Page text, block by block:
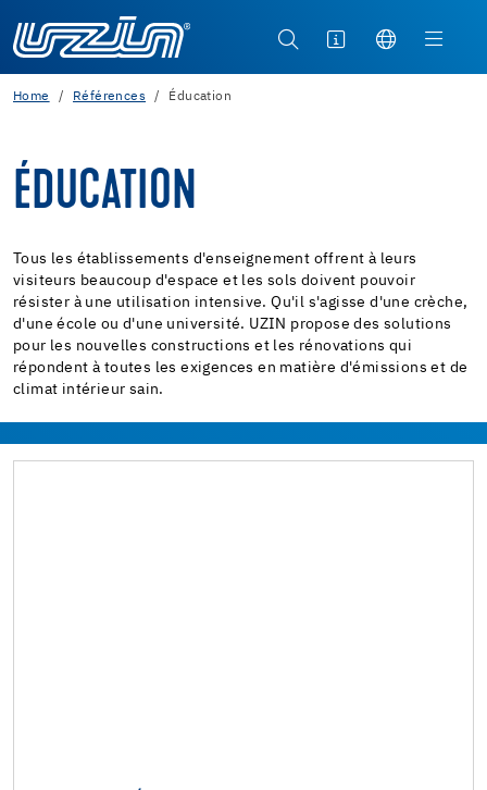
Home Références Éducation
ÉDUCATION
Tous les établissements d'enseignement offrent à leurs
visiteurs beaucoup d'espace et les sols doivent pouvoir
résister à une utilisation intensive. Qu'il s'agisse d'une crèche,
d'une école ou d'une université. UZIN propose des solutions
pour les nouvelles constructions et les rénovations qui
répondent à toutes les exigences en matière d'émissions et de
climat intérieur sain.